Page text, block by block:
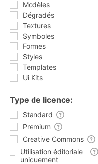
Modèles
Dégradés
Textures
Symboles
Formes
Styles
Templates
Ui Kits
Type de licence:
Standard
Premium
Creative Commons
Utilisation éditoriale
uniquement